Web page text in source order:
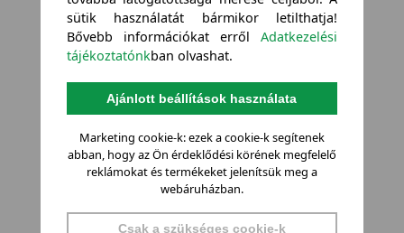
sütik használatát bármikor letilthatja!
Bővebb információkat errőlAdatkezelési
tájékoztatónkban olvashat.
Ajánlott beállítások használata
Marketing cookie-k: ezek a cookie-k segítenek
abban, hogy az Ön érdeklődési körének megfelelő
reklámokat és termékeket jelenítsük meg a
webáruházban.
Csak a szükséges cookie-k